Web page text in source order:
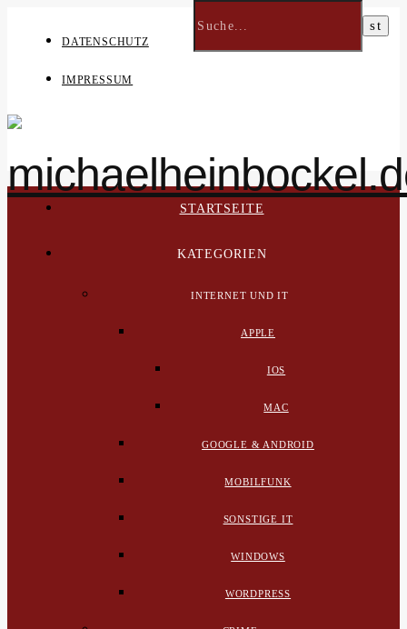
DATENSCHUTZ
IMPRESSUM
STARTSEITE
KATEGORIEN
INTERNET UND IT
APPLE
IOS
MAC
GOOGLE & ANDROID
MOBILFUNK
SONSTIGE IT
WINDOWS
WORDPRESS